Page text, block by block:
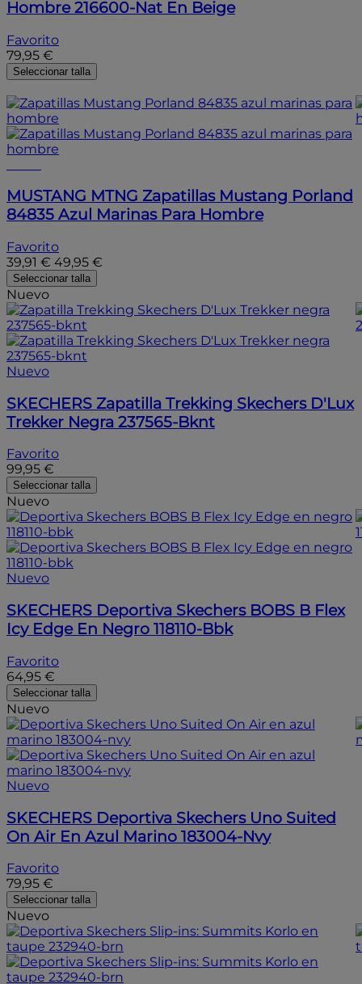
Hombre 216600-Nat En Beige
Favorito
79,95 €
Seleccionar talla
MUSTANG MTNG Zapatillas Mustang Porland
84835 Azul Marinas Para Hombre
Favorito
39,91 € 49,95 €
Seleccionar talla
Nuevo
Nuevo
SKECHERS Zapatilla Trekking Skechers D'Lux
Trekker Negra 237565-Bknt
Favorito
99,95 €
Seleccionar talla
Nuevo
Nuevo
SKECHERS Deportiva Skechers BOBS B Flex
Icy Edge En Negro 118110-Bbk
Favorito
64,95 €
Seleccionar talla
Nuevo
Nuevo
SKECHERS Deportiva Skechers Uno Suited
On Air En Azul Marino 183004-Nvy
Favorito
79,95 €
Seleccionar talla
Nuevo